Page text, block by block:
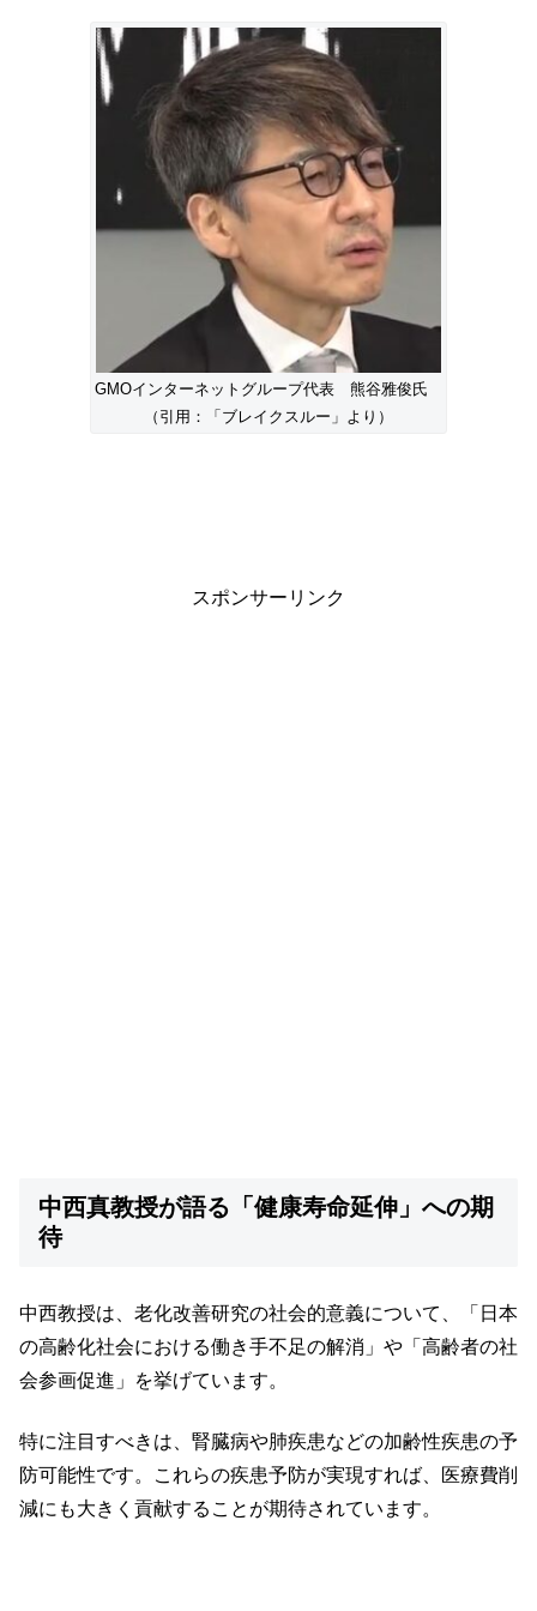
GMOインターネットグループ代表 熊谷雅俊氏
（引用：「ブレイクスルー」より）
スポンサーリンク
中西真教授が語る「健康寿命延伸」への期
待
中西教授は、老化改善研究の社会的意義について、「日本
の高齢化社会における働き手不足の解消」や「高齢者の社
会参画促進」を挙げています。
特に注目すべきは、腎臓病や肺疾患などの加齢性疾患の予
防可能性です。これらの疾患予防が実現すれば、医療費削
減にも大きく貢献することが期待されています。